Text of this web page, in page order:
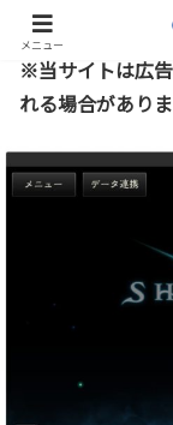
※当サイトは広
れる場合がありま
メニュー